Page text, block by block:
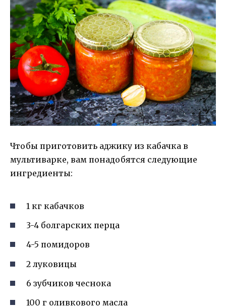
Чтобы приготовить аджику из кабачка в
мультиварке, вам понадобятся следующие
ингредиенты:
1 кг кабачков
3-4 болгарских перца
4-5 помидоров
2 луковицы
6 зубчиков чеснока
100 г оливкового масла